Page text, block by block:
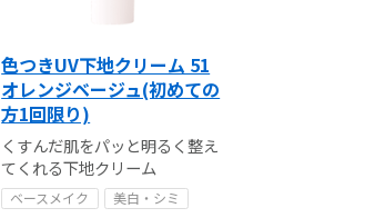
色つきUV下地クリーム 51
オレンジベージュ(初めての
方1回限り)
くすんだ肌をパッと明るく整え
てくれる下地クリーム
ベースメイク 美白・シミ